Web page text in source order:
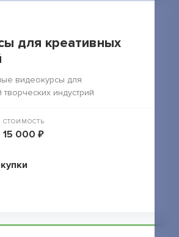
для креативных
видеокурсы для
творческих индустрий
СТОИМОСТЬ
15 000 ₽